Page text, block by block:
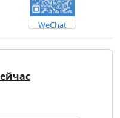
WeChat